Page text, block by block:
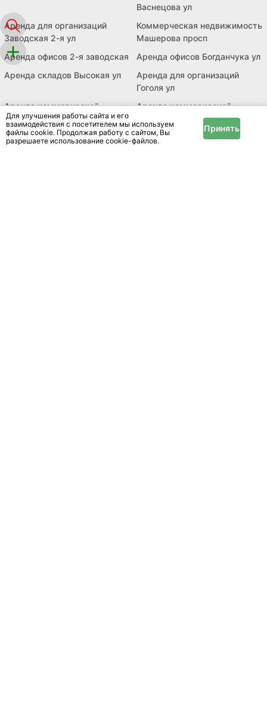
Васнецова ул
Аренда для организаций
Заводская 2-я ул
Коммерческая недвижимость
Машерова просп
Аренда офисов 2-я заводская
Аренда офисов Богданчука ул
Аренда складов Высокая ул
Аренда для организаций
Гоголя ул
Аренда коммерческой
недвижимости Донского ул
Аренда коммерческой
недвижимости Московская
Аренда помещений
Аренда офисов Сябровская ул
Для улучшения работы сайта и его
взаимодействия с посетителем мы используем
файлы cookie. Продолжая работу с сайтом, Вы
разрешаете использование cookie-файлов.
Принять